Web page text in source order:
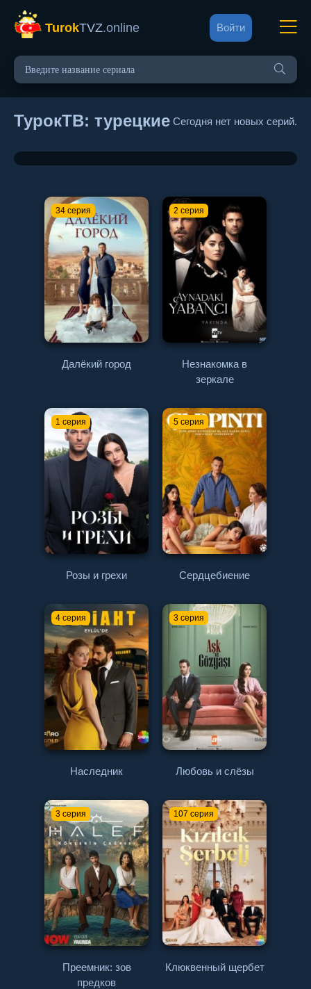
TurokTVZ.online Войти
ТурокТВ: турецкие сериалы на
Сегодня нет новых серий.
34 серия
Далёкий город
2 серия
Незнакомка в
зеркале
1 серия
Розы и грехи
5 серия
Сердцебиение
4 серия
Наследник
3 серия
Любовь и слёзы
3 серия
Преемник: зов
предков
107 серия
Клюквенный щербет